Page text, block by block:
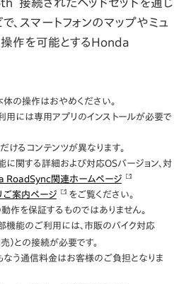
、スマートフォンのマップやミュ
操作を可能とするHonda
の操作はおやめください。
には専用アプリのインストールが必要で
るコンテンツが異なります。
関する詳細および対応OSバージョン、対
RoadSync関連ホームページ
ご案内ページ
をご覧ください。
作を保証するものではありません。
能のご利用には、市販のバイク対応
売）との接続が必要です。
なう通信料金はお客様のご負担となりま